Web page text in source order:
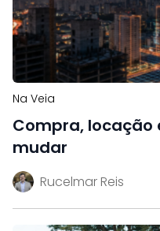
Na Veia
Compra, locação
mudar
Rucelmar Reis